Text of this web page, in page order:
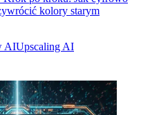
kolory starym
AIUpscaling AI